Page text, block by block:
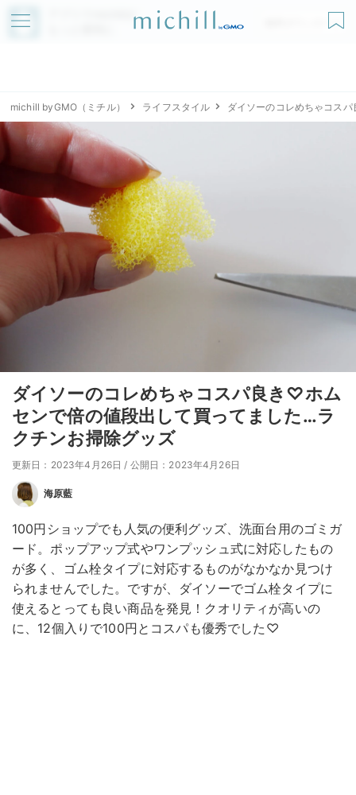
アプリでmichillが
無料ダウンロード
michill byGMO（ミチル） ライフスタイル ダイソーのコレめちゃコス
ダイソーのコレめちゃコスパ良き♡ホム
センで倍の値段出して買ってました…ラ
クチンお掃除グッズ
更新日：2023年4月26日 / 公開日：2023年4月26日
海原藍
100円ショップでも人気の便利グッズ、洗面台用のゴミガ
ード。ポップアップ式やワンプッシュ式に対応したもの
が多く、ゴム栓タイプに対応するものがなかなか見つけ
られませんでした。ですが、ダイソーでゴム栓タイプに
使えるとっても良い商品を発見！クオリティが高いの
に、12個入りで100円とコスパも優秀でした♡